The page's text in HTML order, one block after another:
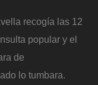
recogía las 12
popular y el
de
lo tumbara.